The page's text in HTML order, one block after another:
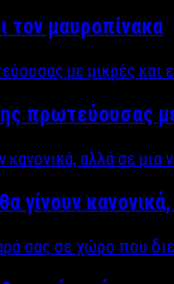
τον μαυροπίνακα
πρωτεύουσας
γίνουν